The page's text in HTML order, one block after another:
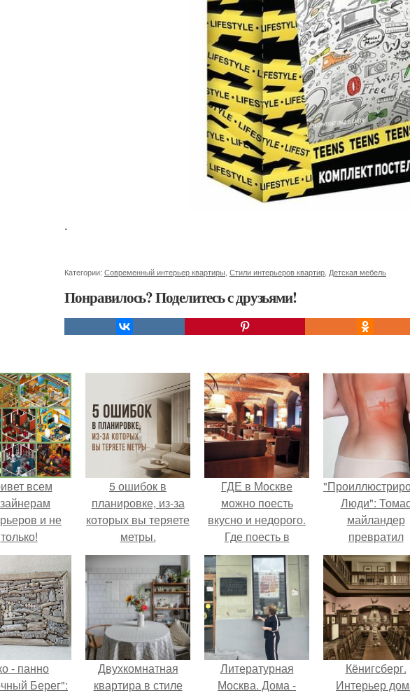
.
Категории: Современный интерьер квартиры Стили интерьеров квартир Детская мебель
Понравилось? Поделитесь с друзьями!
всем
и не
только!
5 ошибок в
планировке, из-за
которых вы теряете
метры.
ГДЕ в Москве
можно поесть
вкусно и недорого.
Где поесть в
Москве вкусно и
недорого.
Люди":
майландер
превратил
солнечные
арт - объект.
- панно
Берег":
Двухкомнатная
квартира в стиле
Литературная
Москва. Дома -
Кёнигсберг.
Интерьер